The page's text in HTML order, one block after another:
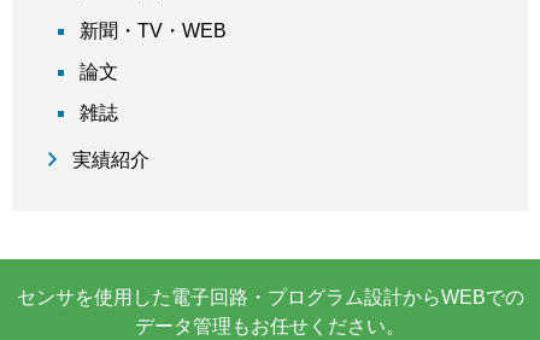
新聞・TV・WEB
論文
雑誌
実績紹介
センサを使用した電子回路・プログラム設計からWEBでの
データ管理もお任せください。